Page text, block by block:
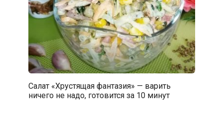
Салат «Хрустящая фантазия» — варить
ничего не надо, готовится за 10 минут